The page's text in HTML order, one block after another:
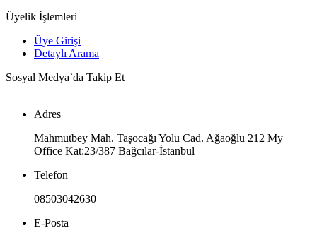
Üyelik İşlemleri
Üye Girişi
Detaylı Arama
Sosyal Medya`da Takip Et
Adres
Mahmutbey Mah. Taşocağı Yolu Cad. Ağaoğlu 212 My
Office Kat:23/387 Bağcılar-İstanbul
Telefon
08503042630
E-Posta